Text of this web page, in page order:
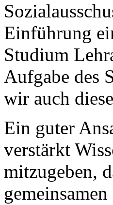
Einführung
Studium
Aufgabe des
wir auch
Ein guter
verstärkt
mitzugeben,